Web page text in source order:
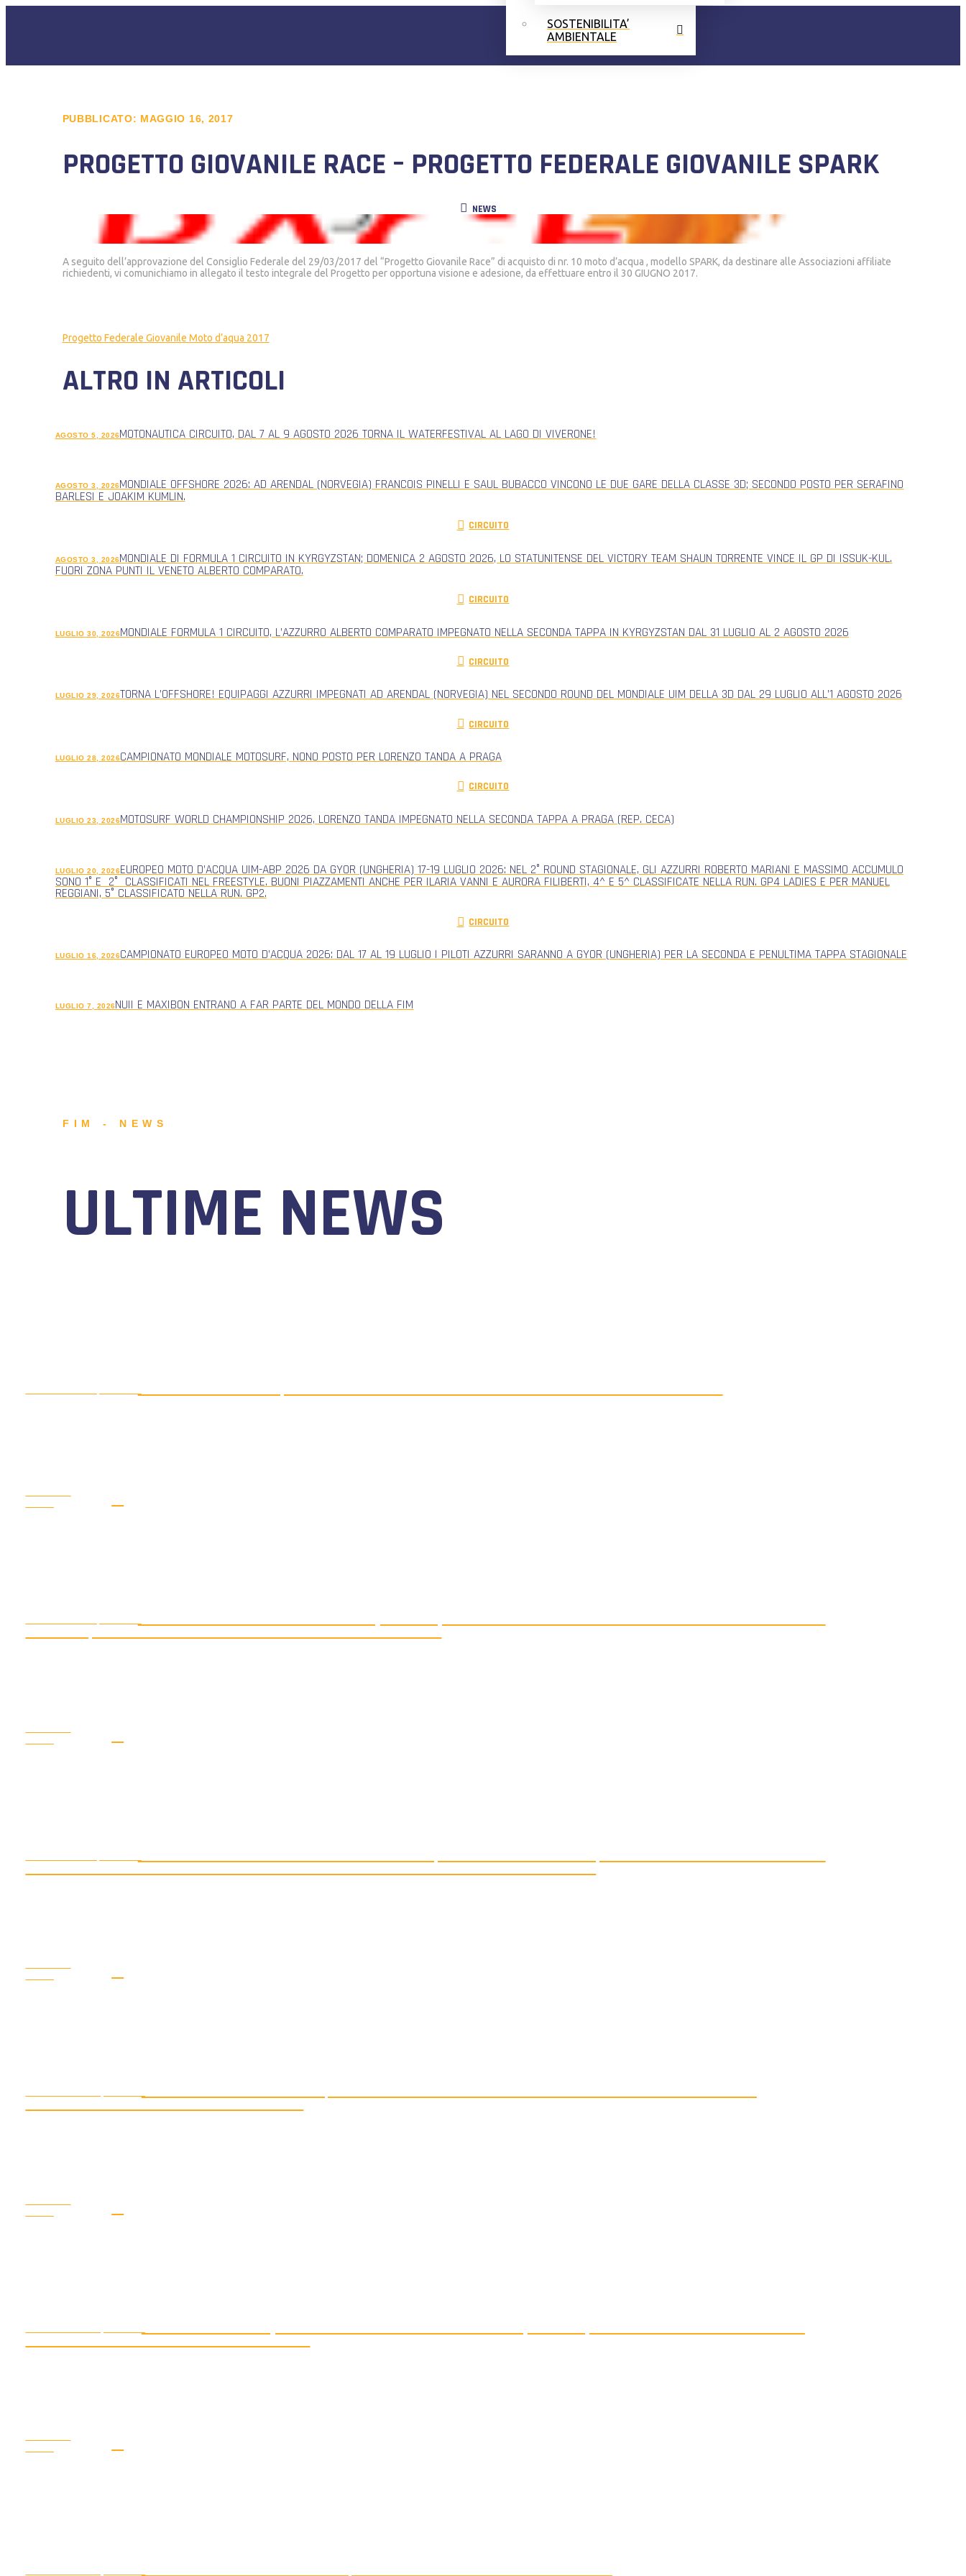
SOSTENIBILITA’
AMBIENTALE
PUBBLICATO: MAGGIO 16, 2017
PROGETTO GIOVANILE RACE – PROGETTO FEDERALE GIOVANILE SPARK
NEWS
A seguito dell’approvazione del Consiglio Federale del 29/03/2017 del “Progetto Giovanile Race” di acquisto di nr. 10 moto d’acqua , modello SPARK, da destinare alle Associazioni affiliate
richiedenti, vi comunichiamo in allegato il testo integrale del Progetto per opportuna visione e adesione, da effettuare entro il 30 GIUGNO 2017.
Progetto Federale Giovanile Moto d’aqua 2017
ALTRO IN ARTICOLI
AGOSTO 5, 2026MOTONAUTICA CIRCUITO, DAL 7 AL 9 AGOSTO 2026 TORNA IL WATERFESTIVAL AL LAGO DI VIVERONE!
AGOSTO 3, 2026MONDIALE OFFSHORE 2026: AD ARENDAL (NORVEGIA) FRANCOIS PINELLI E SAUL BUBACCO VINCONO LE DUE GARE DELLA CLASSE 3D; SECONDO POSTO PER SERAFINO
BARLESI E JOAKIM KUMLIN.
CIRCUITO
AGOSTO 3, 2026MONDIALE DI FORMULA 1 CIRCUITO IN KYRGYZSTAN; DOMENICA 2 AGOSTO 2026, LO STATUNITENSE DEL VICTORY TEAM SHAUN TORRENTE VINCE IL GP DI ISSUK-KUL.
FUORI ZONA PUNTI IL VENETO ALBERTO COMPARATO.
CIRCUITO
LUGLIO 30, 2026MONDIALE FORMULA 1 CIRCUITO, L’AZZURRO ALBERTO COMPARATO IMPEGNATO NELLA SECONDA TAPPA IN KYRGYZSTAN DAL 31 LUGLIO AL 2 AGOSTO 2026
CIRCUITO
LUGLIO 29, 2026TORNA L’OFFSHORE! EQUIPAGGI AZZURRI IMPEGNATI AD ARENDAL (NORVEGIA) NEL SECONDO ROUND DEL MONDIALE UIM DELLA 3D DAL 29 LUGLIO ALL’1 AGOSTO 2026
CIRCUITO
LUGLIO 28, 2026CAMPIONATO MONDIALE MOTOSURF, NONO POSTO PER LORENZO TANDA A PRAGA
CIRCUITO
LUGLIO 23, 2026MOTOSURF WORLD CHAMPIONSHIP 2026, LORENZO TANDA IMPEGNATO NELLA SECONDA TAPPA A PRAGA (REP. CECA)
LUGLIO 20, 2026EUROPEO MOTO D’ACQUA UIM-ABP 2026 DA GYOR (UNGHERIA) 17-19 LUGLIO 2026: NEL 2° ROUND STAGIONALE, GLI AZZURRI ROBERTO MARIANI E MASSIMO ACCUMULO
SONO 1° E 2° CLASSIFICATI NEL FREESTYLE. BUONI PIAZZAMENTI ANCHE PER ILARIA VANNI E AURORA FILIBERTI, 4^ E 5^ CLASSIFICATE NELLA RUN. GP4 LADIES E PER MANUEL
REGGIANI, 5° CLASSIFICATO NELLA RUN. GP2.
CIRCUITO
LUGLIO 16, 2026CAMPIONATO EUROPEO MOTO D’ACQUA 2026: DAL 17 AL 19 LUGLIO I PILOTI AZZURRI SARANNO A GYOR (UNGHERIA) PER LA SECONDA E PENULTIMA TAPPA STAGIONALE
LUGLIO 7, 2026NUII E MAXIBON ENTRANO A FAR PARTE DEL MONDO DELLA FIM
FIM - NEWS
ULTIME NEWS
MOTONAUTICA CIRCUITO, DAL 7 AL 9 AGOSTO 2026 TORNA IL WATERFESTIVAL AL LAGO DI VIVERONE!
CLASSE 3D; SECONDO POSTO PER SERAFINO BARLESI E JOAKIM KUMLIN.
SHAUN TORRENTE VINCE IL GP DI ISSUK-KUL. FUORI ZONA PUNTI IL VENETO ALBERTO COMPARATO.
KYRGYZSTAN DAL 31 LUGLIO AL 2 AGOSTO 2026
UIM DELLA 3D DAL 29 LUGLIO ALL’1 AGOSTO 2026
CAMPIONATO MONDIALE MOTOSURF, NONO POSTO PER LORENZO TANDA A PRAGA